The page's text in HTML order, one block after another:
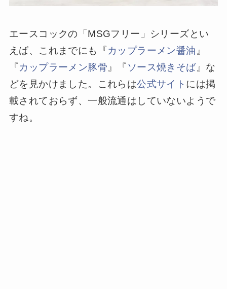
エースコックの「MSGフリー」シリーズとい
えば、これまでにも『カップラーメン醤油 』
『カップラーメン豚骨 』『 ソース焼きそば』な
どを見かけました。これらは公式サイト には掲
載されておらず、一般流通はしていないようで
すね。